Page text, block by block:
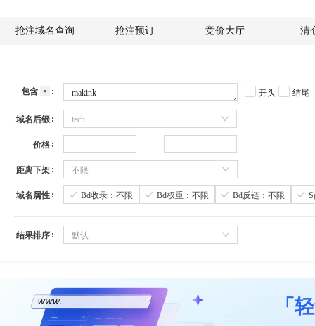
抢注域名查询 抢注预订 竞价大厅 清
包含 开头 结尾
域名后缀 tech
价格
距离下架 不限
域名属性 Bd收录：不限 Bd权重：不限 Bd反链：不限
结果排序 默认
「